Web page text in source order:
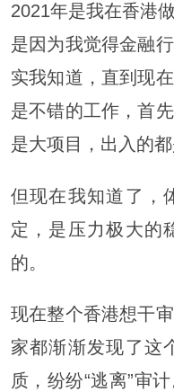
2021年是我在香港
是因为我觉得金融
实我知道，直到现
是不错的工作，首
是大项目，出入的都
但现在我知道了，
定，是压力极大的
的。
现在整个香港想干
家都渐渐发现了这
质，纷纷“逃离”审